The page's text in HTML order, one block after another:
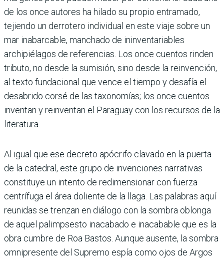
de los once autores ha hilado su propio entramado,
tejiendo un derrotero individual en este viaje sobre un
mar inabarcable, manchado de ininventariables
archipiélagos de referencias. Los once cuentos rinden
tributo, no desde la sumisión, sino desde la reinvención,
al texto fundacional que vence el tiempo y desafía el
desabrido corsé de las taxonomías; los once cuentos
inventan y reinventan el Paraguay con los recursos de la
literatura.
Al igual que ese decreto apócrifo clavado en la puerta
de la catedral, este grupo de invenciones narrativas
constituye un intento de redimensionar con fuerza
centrífuga el área doliente de la llaga. Las palabras aquí
reunidas se trenzan en diálogo con la sombra oblonga
de aquel palimpsesto inacabado e inacabable que es la
obra cumbre de Roa Bastos. Aunque ausente, la sombra
omnipresente del Supremo espía como ojos de Argos